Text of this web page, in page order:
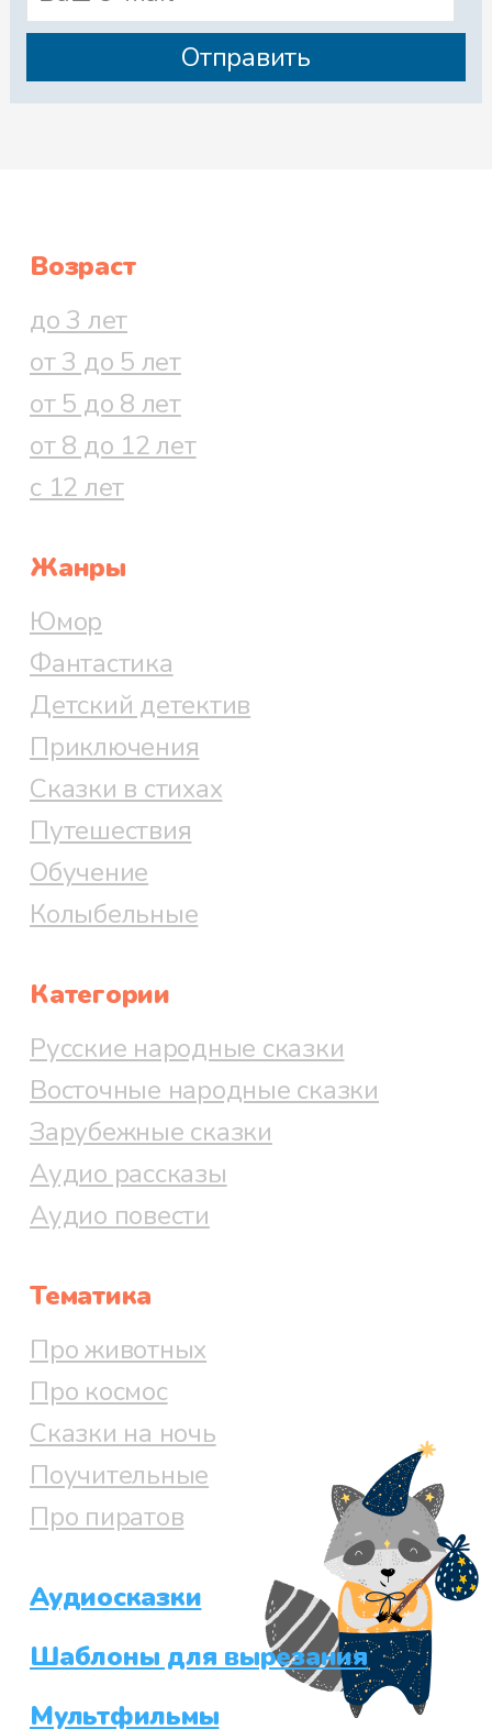
Возраст
до 3 лет
от 3 до 5 лет
от 5 до 8 лет
от 8 до 12 лет
с 12 лет
Жанры
Юмор
Фантастика
Детский детектив
Приключения
Сказки в стихах
Путешествия
Обучение
Колыбельные
Категории
Русские народные сказки
Восточные народные сказки
Зарубежные сказки
Аудио рассказы
Аудио повести
Тематика
Про животных
Про космос
Сказки на ночь
Поучительные
Про пиратов
Аудиосказки
Шаблоны для вырезания
Мультфильмы